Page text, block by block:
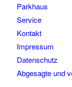
Parkhaus
Service
Kontakt
Impressum
Datenschutz
Abgesagte und